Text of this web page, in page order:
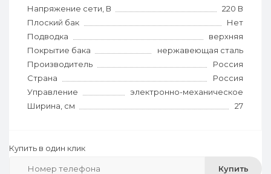
Напряжение сети, В
220 В
Плоский бак
Нет
Подводка
верхняя
Покрытие бака
нержавеющая сталь
Производитель
Россия
Страна
Россия
Управление
электронно-механическое
Ширина, см
27
Купить в один клик
Купить